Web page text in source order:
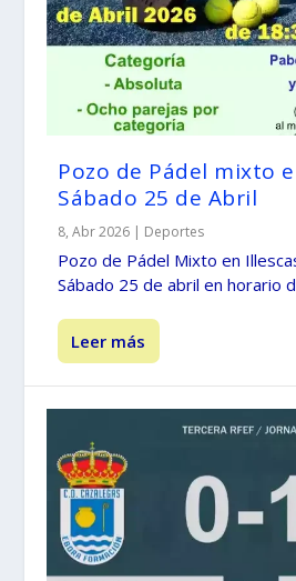
Pozo de Pádel mixto
Sábado 25 de Abril
8, Abr 2026 | Deportes
Pozo de Pádel Mixto en
Sábado 25 de abril en horario
Leer más